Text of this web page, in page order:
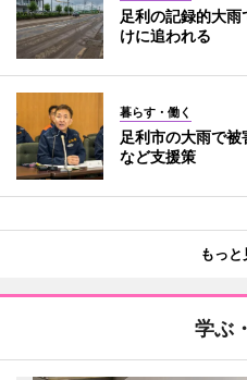
足利の記録的大
けに追われる
暮らす・働く
足利市の大雨で
など支援策
もっと
学ぶ